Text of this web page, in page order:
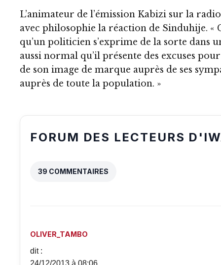
L’animateur de l’émission Kabizi sur la
avec philosophie la réaction de Sinduhije. «
qu’un politicien s’exprime de la sorte dans
aussi normal qu’il présente des excuses
de son image de marque auprès de ses
auprès de toute la population. »
FORUM DES LECTEURS
39 COMMENTAIRES
OLIVER_TAMBO
dit :
24/12/2013 à 08:06